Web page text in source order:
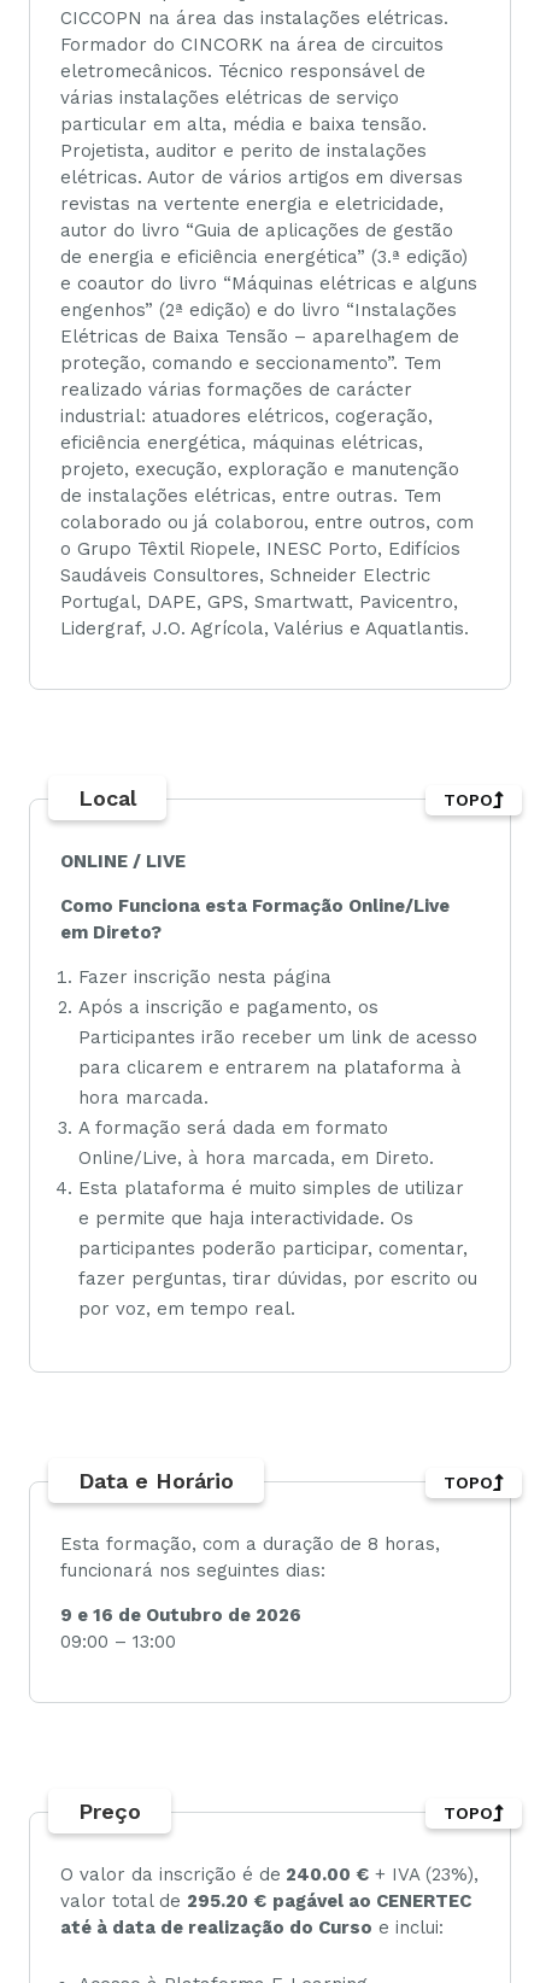
CICCOPN na área das instalações elétricas.
Formador do CINCORK na área de circuitos
eletromecânicos. Técnico responsável de
várias instalações elétricas de serviço
particular em alta, média e baixa tensão.
Projetista, auditor e perito de instalações
elétricas. Autor de vários artigos em diversas
revistas na vertente energia e eletricidade,
autor do livro “Guia de aplicações de gestão
de energia e eficiência energética” (3.ª edição)
e coautor do livro “Máquinas elétricas e alguns
engenhos” (2ª edição) e do livro “Instalações
Elétricas de Baixa Tensão – aparelhagem de
proteção, comando e seccionamento”. Tem
realizado várias formações de carácter
industrial: atuadores elétricos, cogeração,
eficiência energética, máquinas elétricas,
projeto, execução, exploração e manutenção
de instalações elétricas, entre outras. Tem
colaborado ou já colaborou, entre outros, com
o Grupo Têxtil Riopele, INESC Porto, Edifícios
Saudáveis Consultores, Schneider Electric
Portugal, DAPE, GPS, Smartwatt, Pavicentro,
Lidergraf, J.O. Agrícola, Valérius e Aquatlantis.
Local
ONLINE / LIVE
Como Funciona esta Formação Online/Live
em Direto?
Fazer inscrição nesta página
Após a inscrição e pagamento, os
Participantes irão receber um link de acesso
para clicarem e entrarem na plataforma à
hora marcada.
A formação será dada em formato
Online/Live, à hora marcada, em Direto.
Esta plataforma é muito simples de utilizar
e permite que haja interactividade. Os
participantes poderão participar, comentar,
fazer perguntas, tirar dúvidas, por escrito ou
por voz, em tempo real.
TOPO
Data e Horário
Esta formação, com a duração de 8 horas,
funcionará nos seguintes dias:
9 e 16 de Outubro de 2026
09:00 – 13:00
TOPO
Preço
O valor da inscrição é de 240.00 € + IVA (23%),
valor total de 295.20 € pagável ao CENERTEC
até à data de realização do Curso e inclui:
TOPO